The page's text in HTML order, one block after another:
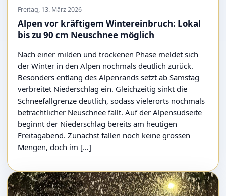
Freitag, 13. März 2026
Alpen vor kräftigem Wintereinbruch: Lokal
bis zu 90 cm Neuschnee möglich
Nach einer milden und trockenen Phase meldet sich
der Winter in den Alpen nochmals deutlich zurück.
Besonders entlang des Alpenrands setzt ab Samstag
verbreitet Niederschlag ein. Gleichzeitig sinkt die
Schneefallgrenze deutlich, sodass vielerorts nochmals
beträchtlicher Neuschnee fällt. Auf der Alpensüdseite
beginnt der Niederschlag bereits am heutigen
Freitagabend. Zunächst fallen noch keine grossen
Mengen, doch im […]